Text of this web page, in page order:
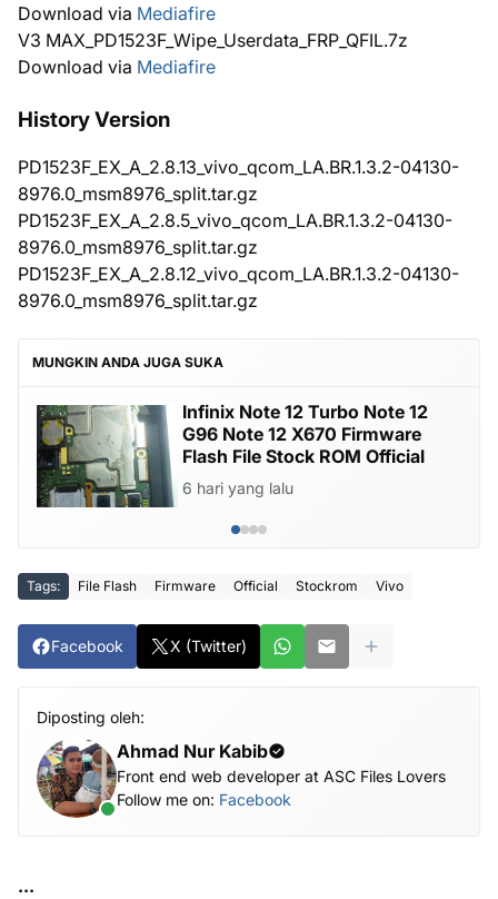
Download via Mediafire
V3 MAX_PD1523F_Wipe_Userdata_FRP_QFIL.7z
Download via Mediafire
History Version
PD1523F_EX_A_2.8.13_vivo_qcom_LA.BR.1.3.2-04130-
8976.0_msm8976_split.tar.gz
PD1523F_EX_A_2.8.5_vivo_qcom_LA.BR.1.3.2-04130-
8976.0_msm8976_split.tar.gz
PD1523F_EX_A_2.8.12_vivo_qcom_LA.BR.1.3.2-04130-
8976.0_msm8976_split.tar.gz
MUNGKIN ANDA JUGA SUKA
Infinix Note 12 Turbo Note 12
G96 Note 12 X670 Firmware
Flash File Stock ROM Official
6 hari yang lalu
Tags: File Flash Firmware Official Stockrom Vivo
Facebook X (Twitter)
Diposting oleh:
Ahmad Nur Kabib
Front end web developer at ASC Files Lovers
Follow me on: Facebook
...